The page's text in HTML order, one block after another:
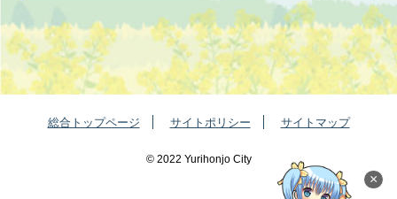
×
総合トップページ サイトポリシー サイトマップ
©️ 2022 Yurihonjo City